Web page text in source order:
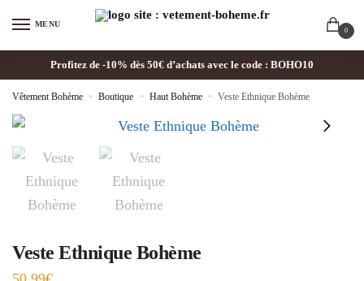
MENU
0
Profitez de -10% dès 50€ d’achats avec le code : BOHO10
Vêtement Bohème » Boutique » Haut Bohème » Veste Ethnique Bohème
Veste Ethnique Bohème